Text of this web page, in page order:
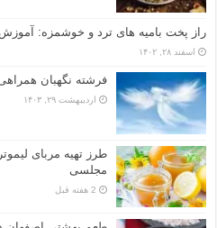
راز پخت بامیه‌ های ترد و خوشمزه: آموزش
اسفند ۲۸, ۱۴۰۲
فرشته نگهبان
اردیبهشت ۲۹, ۱۴۰۳
مجلسی
2 هفته قبل